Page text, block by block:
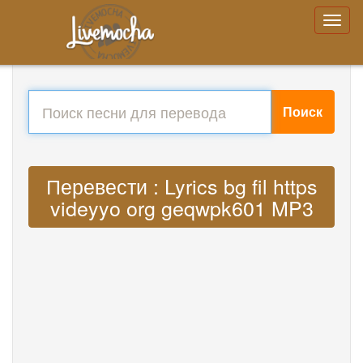
Поиск
Перевести : Lyrics bg fil https
videyyo org geqwpk601 MP3